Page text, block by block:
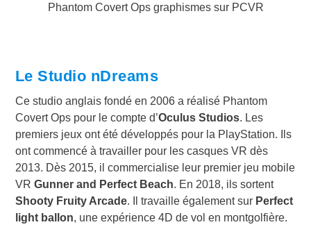
Phantom Covert Ops graphismes sur PCVR
Le Studio nDreams
Ce studio anglais fondé en 2006 a réalisé Phantom
Covert Ops pour le compte d’Oculus Studios. Les
premiers jeux ont été développés pour la PlayStation. Ils
ont commencé à travailler pour les casques VR dès
2013. Dès 2015, il commercialise leur premier jeu mobile
VR Gunner and Perfect Beach. En 2018, ils sortent
Shooty Fruity Arcade. Il travaille également sur Perfect
light ballon, une expérience 4D de vol en montgolfière.